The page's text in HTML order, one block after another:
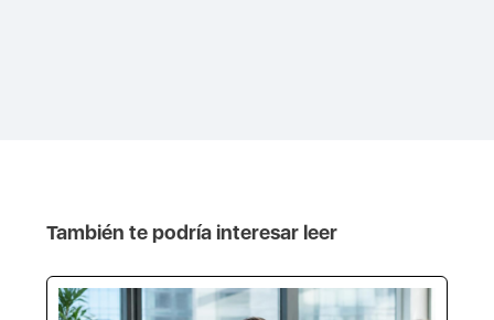
También te podría interesar leer